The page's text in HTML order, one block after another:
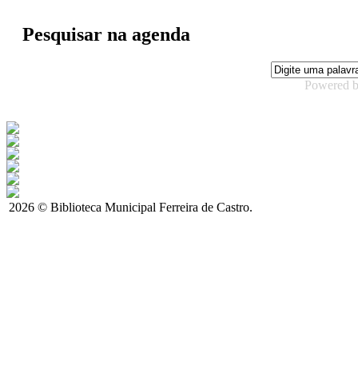
Pesquisar na agenda
Powered
2026 © Biblioteca Municipal Ferreira de Castro.